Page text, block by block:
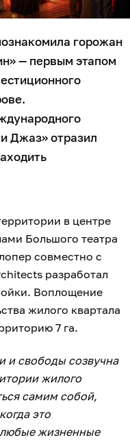
горожан
— первым этапом
Джаз» отразил
в центре
Большого театра
совместно с
разработал
Воплощение
жилого квартала
7 га.
и свободы созвучна
жилого
самим собой,
это
жизненные